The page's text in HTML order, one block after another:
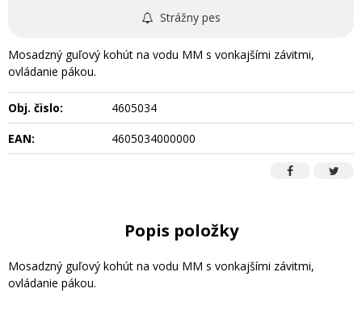
Strážny pes
Mosadzný guľový kohút na vodu MM s vonkajšími závitmi,
ovládanie pákou.
Obj. čislo:
4605034
EAN:
4605034000000
Popis položky
Mosadzný guľový kohút na vodu MM s vonkajšími závitmi,
ovládanie pákou.